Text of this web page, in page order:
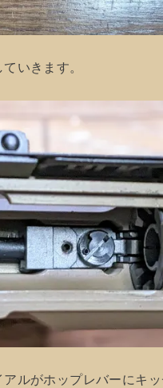
いきます。
ルがホップレバーにキ